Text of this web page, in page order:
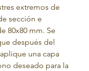
extremos de
sección e
80x80 mm. Se
después del
una capa
deseado para la